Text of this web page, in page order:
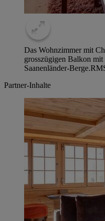
Das Wohnzimmer mit
grosszügigen Balkon
Saanenländer-Berge.
Partner-Inhalte